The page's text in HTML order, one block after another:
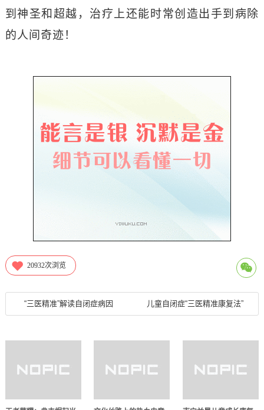
到神圣和超越，治疗上还能时常创造出手到病除
的人间奇迹！
20932次浏览
“三医精准”解读自闭症病因 儿童自闭症“三医精准康复法”